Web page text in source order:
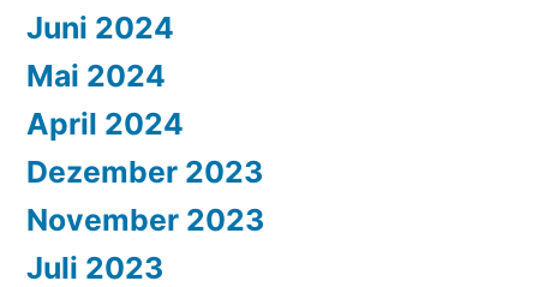
Juni 2024
Mai 2024
April 2024
Dezember 2023
November 2023
Juli 2023